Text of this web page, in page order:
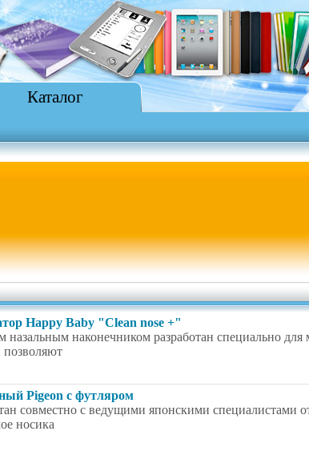
Каталог
Happy Baby "Clean nose +"
назальным наконечником разработан специально
позволяют
Pigeon с футляром
совместно с ведущими японскими специалистами
носика